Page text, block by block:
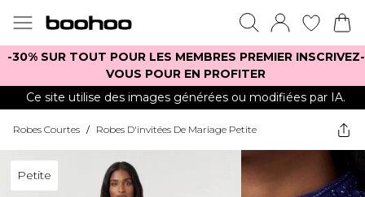
-30% SUR TOUT POUR LES MEMBRES PREMIER INSCRIVEZ-
VOUS POUR EN PROFITER
Ce site utilise des images générées ou modifiées par IA.
Robes Courtes / Robes D'invitées De Mariage Petite
Petite